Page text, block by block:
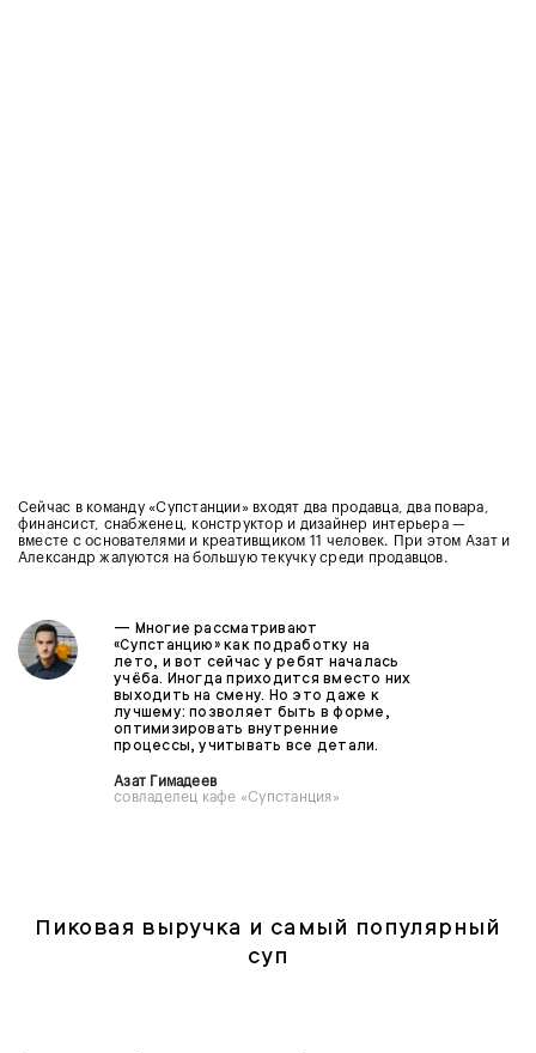
Сейчас в команду «Супстанции» входят два продавца, два повара,
финансист, снабженец, конструктор и дизайнер интерьера —
вместе с основателями и креативщиком 11 человек. При этом Азат и
Александр жалуются на большую текучку среди продавцов.
— Многие рассматривают
«Супстанцию» как подработку на
лето, и вот сейчас у ребят началась
учёба. Иногда приходится вместо них
выходить на смену. Но это даже к
лучшему: позволяет быть в форме,
оптимизировать внутренние
процессы, учитывать все детали.
Азат Гимадеев
совладелец кафе «Супстанция»
Пиковая выручка и самый популярный
суп